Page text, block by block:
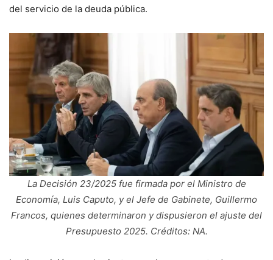
del servicio de la deuda pública.
La Decisión 23/2025 fue firmada por el Ministro de
Economía, Luis Caputo, y el Jefe de Gabinete, Guillermo
Francos, quienes determinaron y dispusieron el ajuste del
Presupuesto 2025. Créditos: NA.